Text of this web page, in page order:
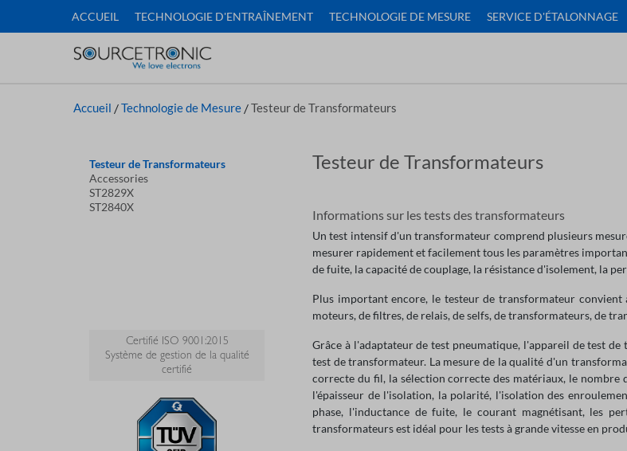
ACCUEIL TECHNOLOGIE D'ENTRAÎNEMENT TECHNOLOGIE DE MESURE SERVICE D'ÉTALONNAGE
Accueil /Technologie de Mesure /Testeur de Transformateurs
Testeur de Transformateurs
Accessories
ST2829X
ST2840X
Certifié ISO 9001:2015
Système de gestion de la qualité
certifié
Testeur de Transformateurs
Informations sur les tests des transformateurs
Un test intensif d'un transformateur comprend plusieurs
mesurer rapidement et facilement tous les paramètres
de fuite, la capacité de couplage, la résistance d'isolement, la
Plus important encore, le testeur de transformateur
moteurs, de filtres, de relais, de selfs, de transformateurs, de
Grâce à l'adaptateur de test pneumatique, l'appareil de test
test de transformateur. La mesure de la qualité d'un
correcte du fil, la sélection correcte des matériaux, le
l'épaisseur de l'isolation, la polarité, l'isolation des
phase, l'inductance de fuite, le courant magnétisant, les
transformateurs est idéal pour les tests à grande vitesse en